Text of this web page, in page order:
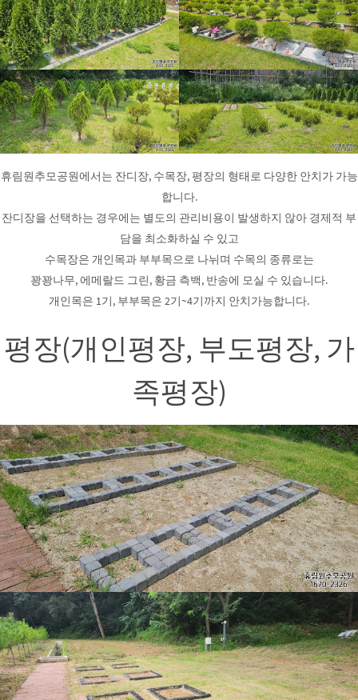
휴림원추모공원에서는 잔디장, 수목장, 평장의 형태로 다양한 안치가 가능
합니다.
잔디장을 선택하는 경우에는 별도의 관리비용이 발생하지 않아 경제적 부
담을 최소화하실 수 있고
수목장은 개인목과 부부목으로 나뉘며 수목의 종류로는
꽝꽝나무, 에메랄드 그린, 황금 측백, 반송에 모실 수 있습니다.
개인목은 1기, 부부목은 2기~4기까지 안치가능합니다.
평장(개인평장, 부도평장, 가
족평장)